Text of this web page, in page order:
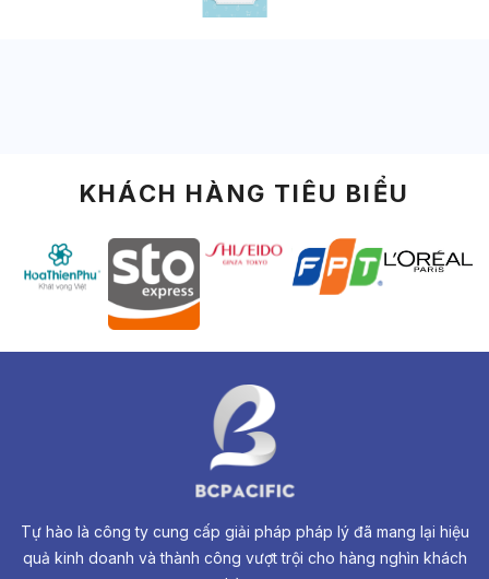
KHÁCH HÀNG TIÊU BIỂU
Tự hào là công ty cung cấp giải pháp pháp lý đã mang lại hiệu
quả kinh doanh và thành công vượt trội cho hàng nghìn khách